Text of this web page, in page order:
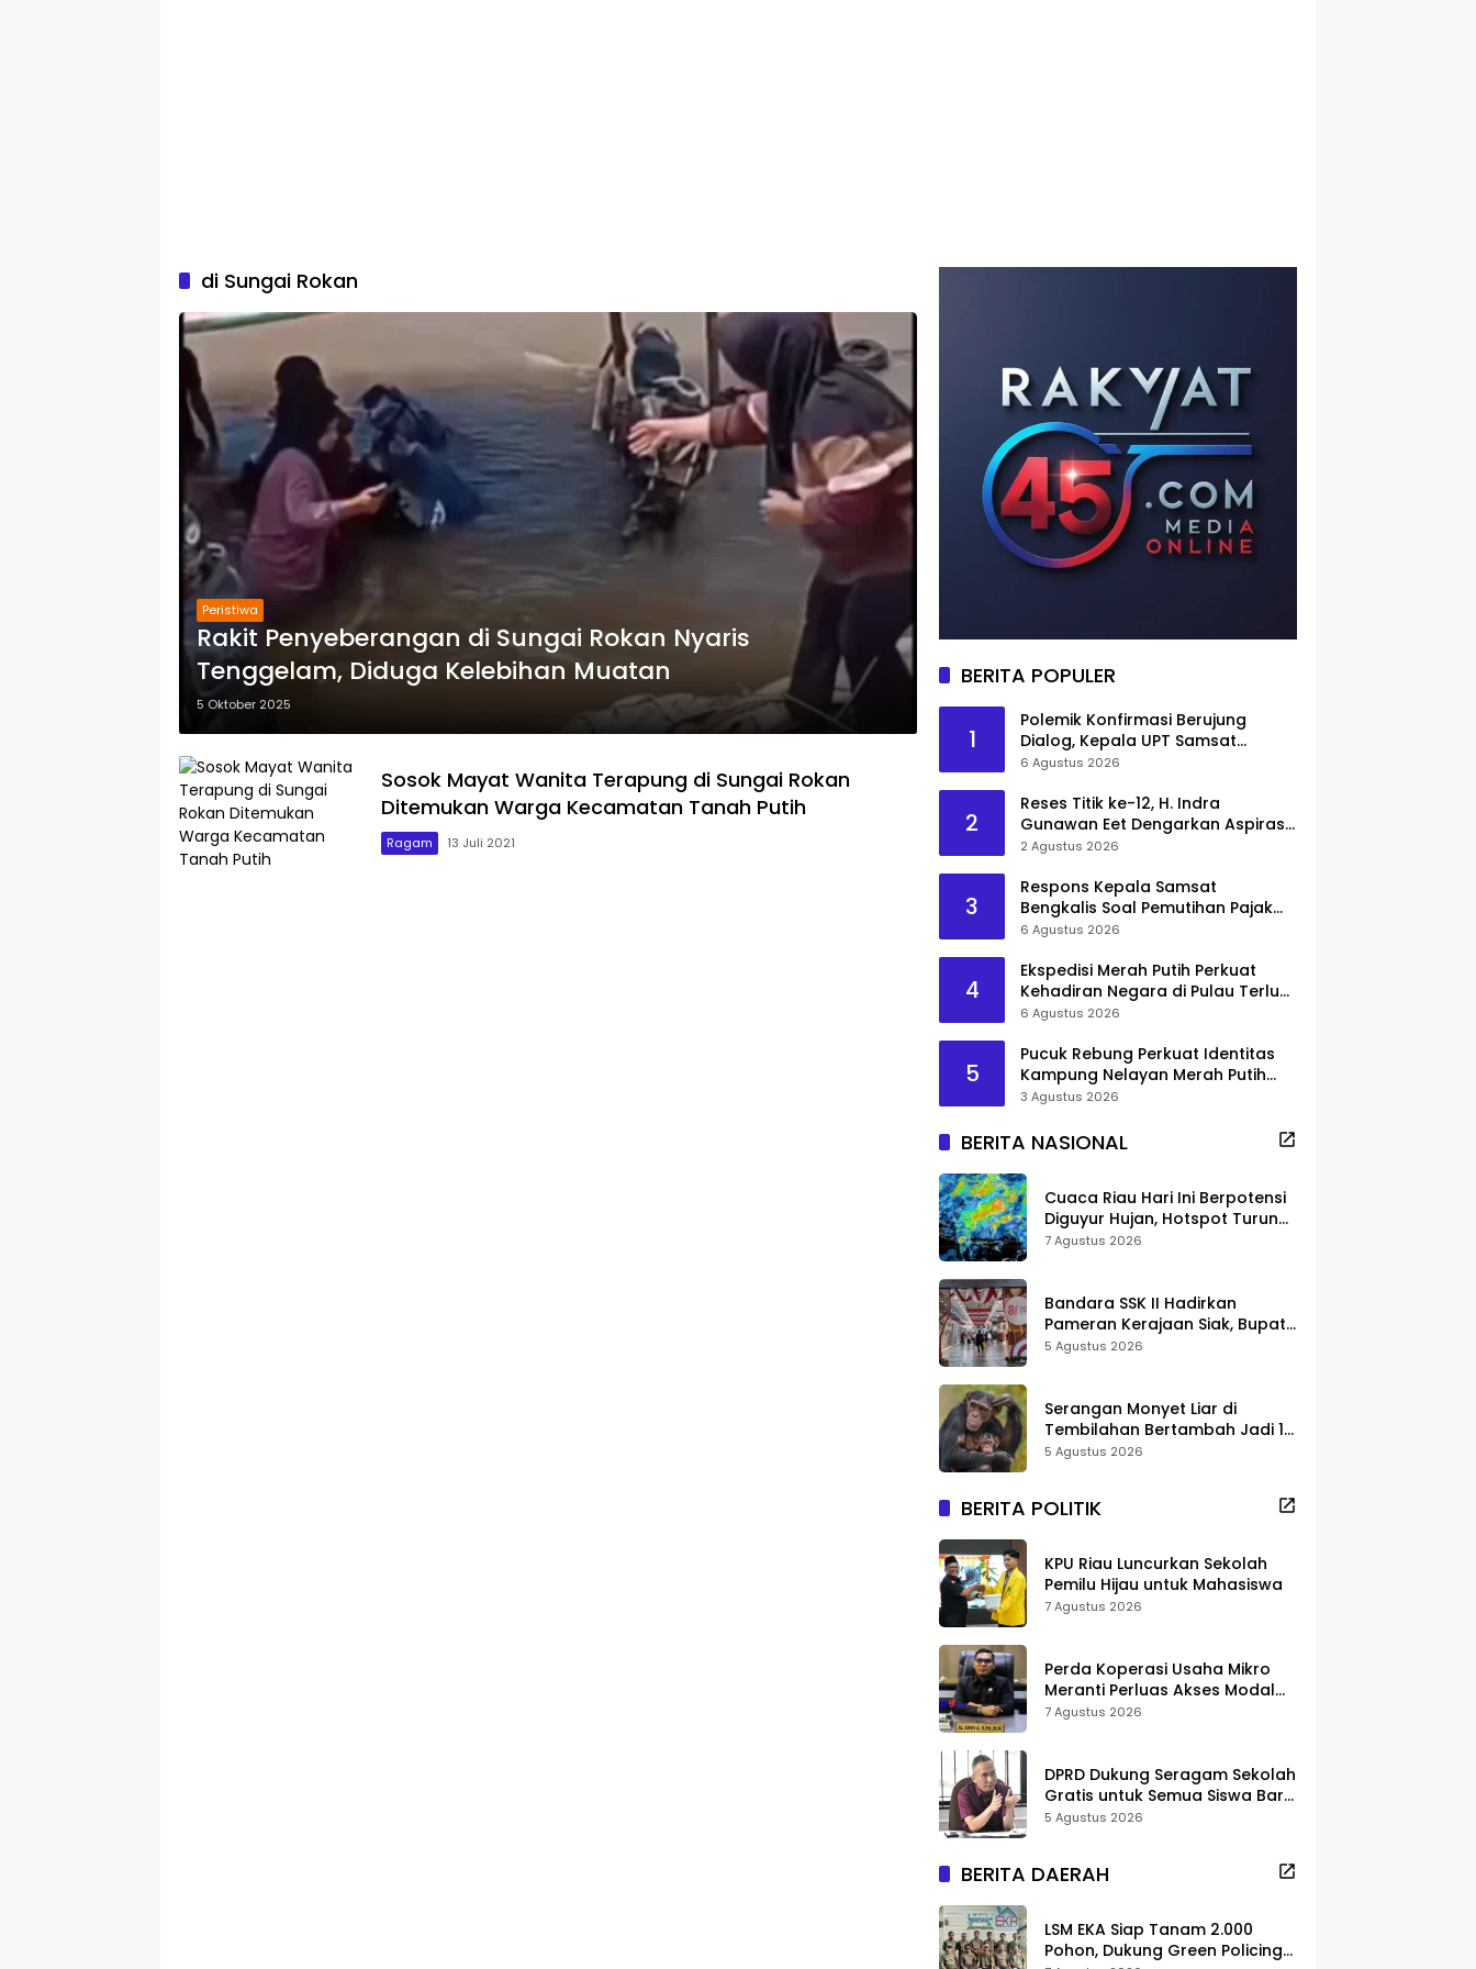
di Sungai Rokan
Peristiwa
Rakit Penyeberangan di Sungai Rokan Nyaris
Tenggelam, Diduga Kelebihan Muatan
5 Oktober 2025
Sosok Mayat Wanita Terapung di Sungai Rokan
Ditemukan Warga Kecamatan Tanah Putih
Ragam 13 Juli 2021
BERITA POPULER
1
Polemik Konfirmasi Berujung
Dialog, Kepala UPT Samsat
Bengkalis Minta Maaf
6 Agustus 2026
2
Reses Titik ke-12, H. Indra
Gunawan Eet Dengarkan Aspirasi
Senggoro
2 Agustus 2026
3
Respons Kepala Samsat
Bengkalis Soal Pemutihan Pajak
Disorot
6 Agustus 2026
4
Ekspedisi Merah Putih Perkuat
Kehadiran Negara di Pulau Terluar
Rupat
6 Agustus 2026
5
Pucuk Rebung Perkuat Identitas
Kampung Nelayan Merah Putih
Pambang Pesisir
3 Agustus 2026
BERITA NASIONAL
Cuaca Riau Hari Ini Berpotensi
Diguyur Hujan, Hotspot Turun
Jadi 25 Titik
7 Agustus 2026
Bandara SSK II Hadirkan
Pameran Kerajaan Siak, Bupati
Afni: Jadi Ruang Edukasi
5 Agustus 2026
Serangan Monyet Liar di
Tembilahan Bertambah Jadi 16
Korban, DPKP Bantah Video
5 Agustus 2026
BERITA POLITIK
KPU Riau Luncurkan Sekolah
Pemilu Hijau untuk Mahasiswa
7 Agustus 2026
Perda Koperasi Usaha Mikro
Meranti Perluas Akses Modal
dan Pasar
7 Agustus 2026
DPRD Dukung Seragam Sekolah
Gratis untuk Semua Siswa Baru,
Minta Rehab Sekolah Jangan
5 Agustus 2026
BERITA DAERAH
LSM EKA Siap Tanam 2.000
Pohon, Dukung Green Policing